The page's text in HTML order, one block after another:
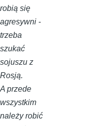
robią się
agresywni -
trzeba
szukać
sojuszu z
Rosją.
A przede
wszystkim
należy robić